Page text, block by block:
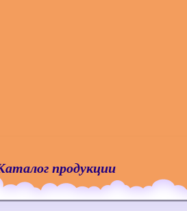
продукции